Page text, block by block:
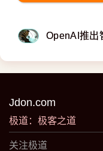
OpenAI推出
Jdon.com
极道：极客之道
关注极道